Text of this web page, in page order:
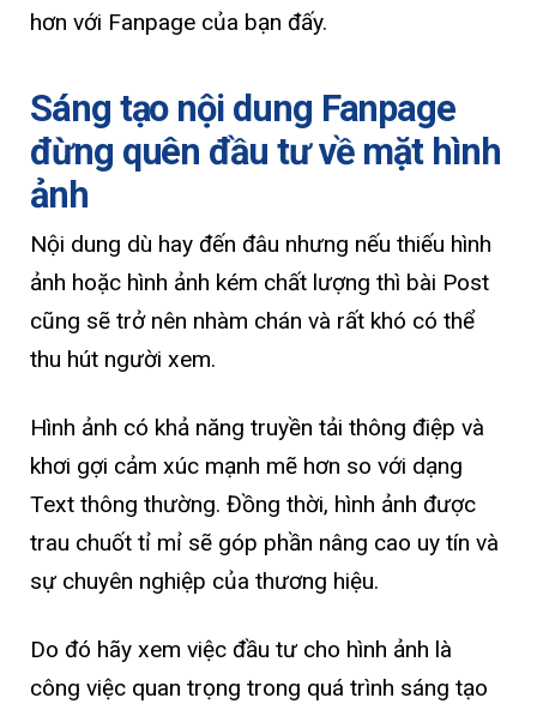
hơn với Fanpage của bạn đấy.
Sáng tạo nội dung Fanpage
đừng quên đầu tư về mặt hình
ảnh
Nội dung dù hay đến đâu nhưng nếu thiếu hình
ảnh hoặc hình ảnh kém chất lượng thì bài Post
cũng sẽ trở nên nhàm chán và rất khó có thể
thu hút người xem.
Hình ảnh có khả năng truyền tải thông điệp và
khơi gợi cảm xúc mạnh mẽ hơn so với dạng
Text thông thường. Đồng thời, hình ảnh được
trau chuốt tỉ mỉ sẽ góp phần nâng cao uy tín và
sự chuyên nghiệp của thương hiệu.
Do đó hãy xem việc đầu tư cho hình ảnh là
công việc quan trọng trong quá trình sáng tạo